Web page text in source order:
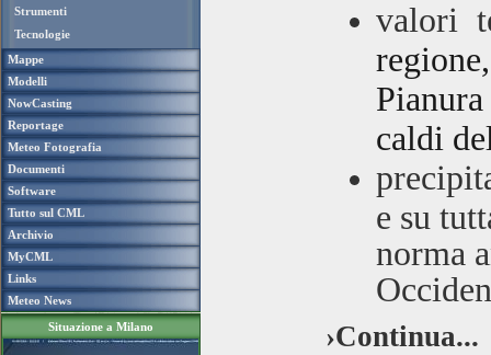
Strumenti
Tecnologie
Mappe
Modelli
NowCasting
Reportage
Meteo Fotografia
Documenti
Software
Tutto sul CML
Archivio
MyCML
Links
Meteo News
Situazione a Milano
valori
caldi
e su
norma
›Continua...